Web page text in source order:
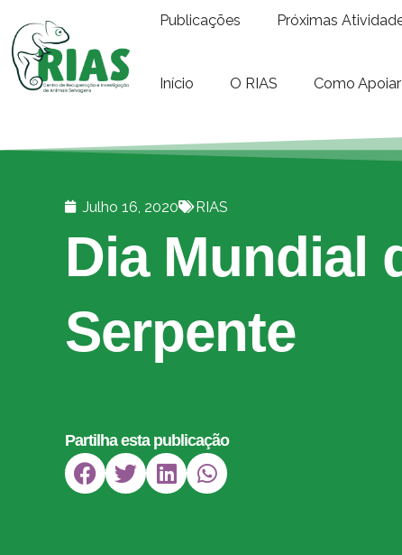
Publicações Próximas
Início O RIAS Como Apoiar
Julho 16, 2020 RIAS
Dia Mundial
Serpente
Partilha esta publicação